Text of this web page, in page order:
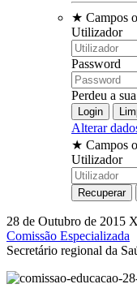
★ Campos
Utilizador
Password
Perdeu a
Alterar
★ Campos
Utilizador
28 de Outubro de 2015
Comissão Especializada
Secretário regional da